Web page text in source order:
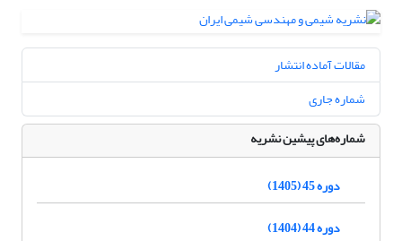
مقالات آماده انتشار
شماره جاری
شماره‌های پیشین نشریه
دوره 45 (1405)
دوره 44 (1404)